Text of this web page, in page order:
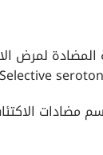
المضادة لمرض